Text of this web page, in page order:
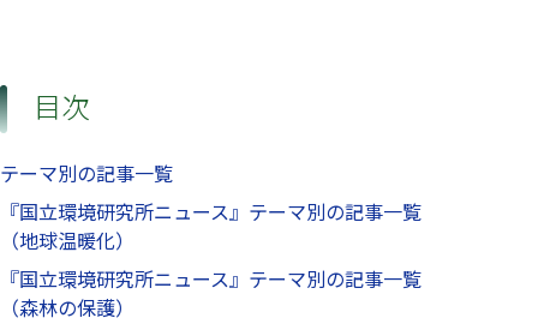
目次
テーマ別の記事一覧
『国立環境研究所ニュース』テーマ別の記事一覧
（地球温暖化）
『国立環境研究所ニュース』テーマ別の記事一覧
（森林の保護）